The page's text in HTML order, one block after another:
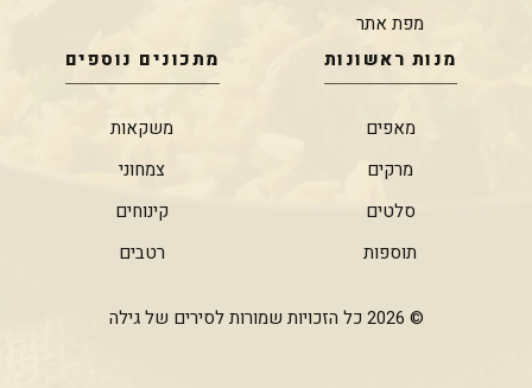
מפת אתר
מנות ראשונות
מאפים
מרקים
סלטים
תוספות
מתכונים נוספים
משקאות
צמחוני
קינוחים
רטבים
© 2026 כל הזכויות שמורות לסירים של גילה